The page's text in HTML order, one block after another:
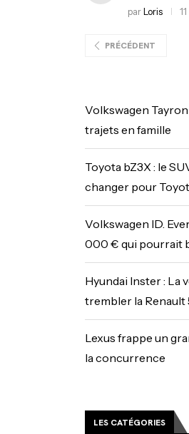
parLoris
PRÉCÉDENT
Volkswagen
trajets en famille
Toyota bZ3X : le
changer pour
Volkswagen ID.
000 € qui pourrait
Hyundai Inster : La
trembler la Renault
Lexus frappe un
la concurrence
LES CATÉGORIES